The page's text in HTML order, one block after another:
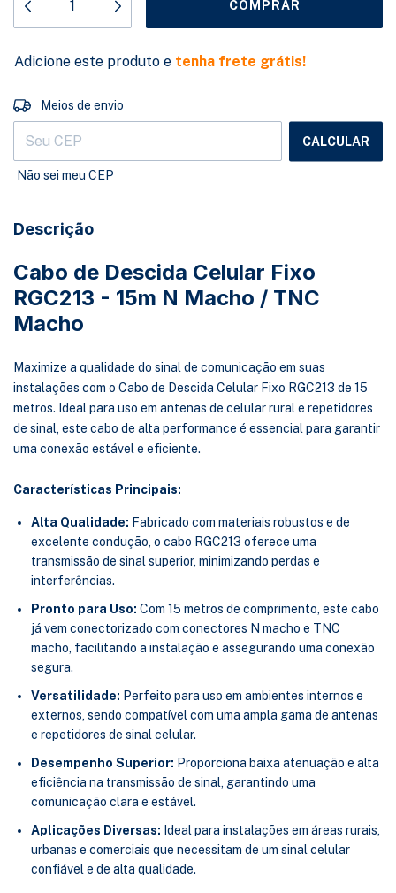
Adicione este produto e tenha frete grátis!
Entregas para o CEP:
Meios de envio
CALCULAR
Não sei meu CEP
Descrição
Cabo de Descida Celular Fixo
RGC213 - 15m N Macho / TNC
Macho
Maximize a qualidade do sinal de comunicação em suas
instalações com o Cabo de Descida Celular Fixo RGC213 de 15
metros. Ideal para uso em antenas de celular rural e repetidores
de sinal, este cabo de alta performance é essencial para garantir
uma conexão estável e eficiente.
Características Principais:
Alta Qualidade: Fabricado com materiais robustos e de
excelente condução, o cabo RGC213 oferece uma
transmissão de sinal superior, minimizando perdas e
interferências.
Pronto para Uso: Com 15 metros de comprimento, este cabo
já vem conectorizado com conectores N macho e TNC
macho, facilitando a instalação e assegurando uma conexão
segura.
Versatilidade: Perfeito para uso em ambientes internos e
externos, sendo compatível com uma ampla gama de antenas
e repetidores de sinal celular.
Desempenho Superior: Proporciona baixa atenuação e alta
eficiência na transmissão de sinal, garantindo uma
comunicação clara e estável.
Aplicações Diversas: Ideal para instalações em áreas rurais,
urbanas e comerciais que necessitam de um sinal celular
confiável e de alta qualidade.